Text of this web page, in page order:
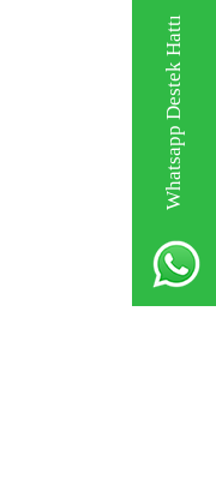
Whatsapp Destek Hattı